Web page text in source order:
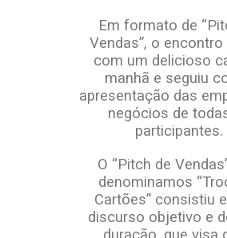
Em formato de
Vendas”, o
com um delicioso
manhã e seguiu
apresentação das
negócios de
participantes.
O “Pitch de
denominamos
Cartões” consistiu
discurso objetivo e